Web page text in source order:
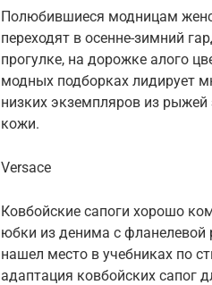
Полюбившиеся модницам
переходят в осенне-зимний
прогулке, на дорожке алого
модных подборках лидирует
низких экземпляров из
кожи.
Versace
Ковбойские сапоги хорошо
юбки из денима с
нашел место в учебниках по
адаптация ковбойских сапог